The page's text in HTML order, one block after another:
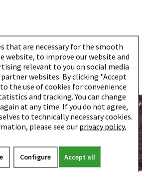
that are necessary for the smooth
website, to improve our website and
relevant to you on social media
websites. By clicking "Accept
the use of cookies for convenience
and tracking. You can change
at any time. If you do not agree,
to technically necessary cookies.
please see our privacy policy.
Configure Accept all